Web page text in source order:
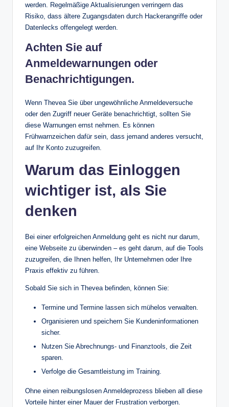
werden. Regelmäßige Aktualisierungen verringern das
Risiko, dass ältere Zugangsdaten durch Hackerangriffe oder
Datenlecks offengelegt werden.
Achten Sie auf
Anmeldewarnungen oder
Benachrichtigungen.
Wenn Thevea Sie über ungewöhnliche Anmeldeversuche
oder den Zugriff neuer Geräte benachrichtigt, sollten Sie
diese Warnungen ernst nehmen. Es können
Frühwarnzeichen dafür sein, dass jemand anderes versucht,
auf Ihr Konto zuzugreifen.
Warum das Einloggen
wichtiger ist, als Sie
denken
Bei einer erfolgreichen Anmeldung geht es nicht nur darum,
eine Webseite zu überwinden – es geht darum, auf die Tools
zuzugreifen, die Ihnen helfen, Ihr Unternehmen oder Ihre
Praxis effektiv zu führen.
Sobald Sie sich in Thevea befinden, können Sie:
Termine und Termine lassen sich mühelos verwalten.
Organisieren und speichern Sie Kundeninformationen
sicher.
Nutzen Sie Abrechnungs- und Finanztools, die Zeit
sparen.
Verfolge die Gesamtleistung im Training.
Ohne einen reibungslosen Anmeldeprozess blieben all diese
Vorteile hinter einer Mauer der Frustration verborgen.